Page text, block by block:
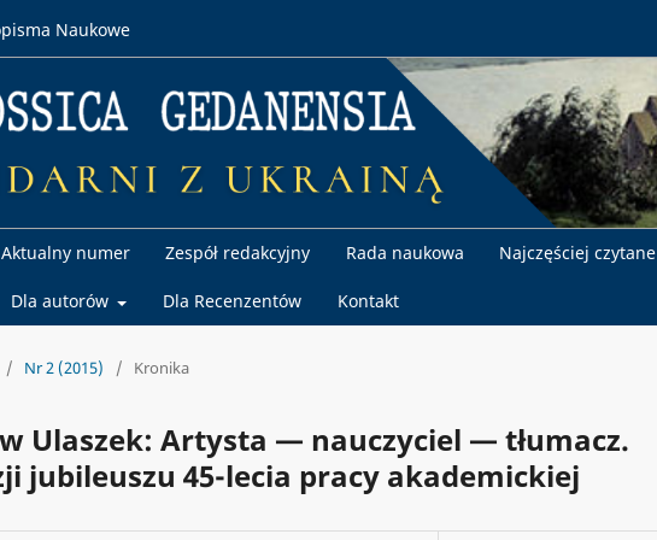
Aktualny numer Zespół redakcyjny Rada naukowa Najczęściej czytane
Dla autorów Dla Recenzentów Kontakt
Naukowe
/ Nr 2 (2015) / Kronika
Ulaszek: Artysta — nauczyciel — tłumacz.
jubileuszu 45-lecia pracy akademickiej